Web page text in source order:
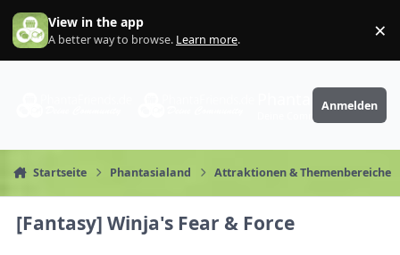
Zum Inhalt springen
View in the app
A better way to browse. Learn more. ×
PhantaFriends.de
Anmelden
Startseite Phantasialand Attraktionen & Themenbereiche
[Fantasy] Winja's Fear & Force